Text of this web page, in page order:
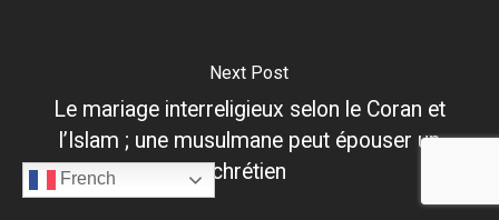
Next Post
Le mariage interreligieux selon le Coran et
l’Islam ; une musulmane peut épouser un
chrétien
French